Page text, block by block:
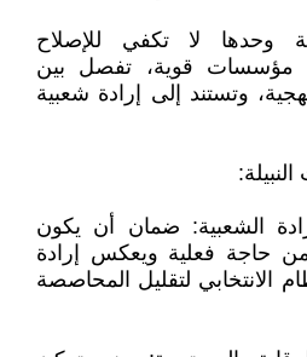
وحدها لا تكفي للإصلاح
مؤسسات قوية، تفصل بين
وتستند إلى إرادة شعبية
الشعبية: ضمان أن يكون
من حاجة فعلية ويعكس إرادة
الانتخابي لتقليل المحاصصة